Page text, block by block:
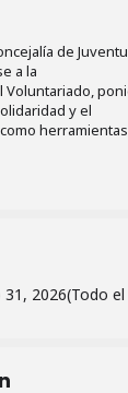
de
a la
Voluntariado,
y el
31, 2026(Todo